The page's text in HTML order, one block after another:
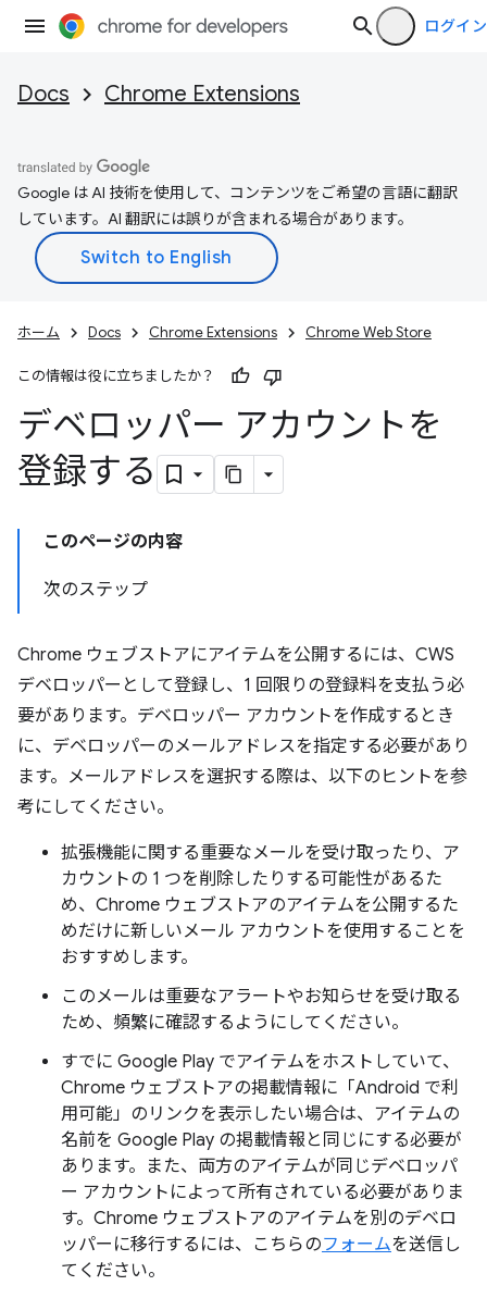
ログイン
Docs Chrome Extensions
Google は AI 技術を使用して、コンテンツをご希望の言語に翻訳
しています。AI 翻訳には誤りが含まれる場合があります。
ホーム Docs Chrome Extensions Chrome Web Store
この情報は役に立ちましたか？
デベロッパー アカウントを
登録する
このページの内容
次のステップ
Chrome ウェブストアにアイテムを公開するには、CWS
デベロッパーとして登録し、1 回限りの登録料を支払う必
要があります。デベロッパー アカウントを作成するとき
に、デベロッパーのメールアドレスを指定する必要があり
ます。メールアドレスを選択する際は、以下のヒントを参
考にしてください。
拡張機能に関する重要なメールを受け取ったり、ア
カウントの 1 つを削除したりする可能性があるた
め、Chrome ウェブストアのアイテムを公開するた
めだけに新しいメール アカウントを使用することを
おすすめします。
このメールは重要なアラートやお知らせを受け取る
ため、頻繁に確認するようにしてください。
すでに Google Play でアイテムをホストしていて、
Chrome ウェブストアの掲載情報に「Android で利
用可能」のリンクを表示したい場合は、アイテムの
名前を Google Play の掲載情報と同じにする必要が
あります。また、両方のアイテムが同じデベロッパ
ー アカウントによって所有されている必要がありま
す。Chrome ウェブストアのアイテムを別のデベロ
ッパーに移行するには、こちらのフォームを送信し
てください。